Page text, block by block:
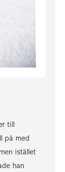
till
på med
istället
han